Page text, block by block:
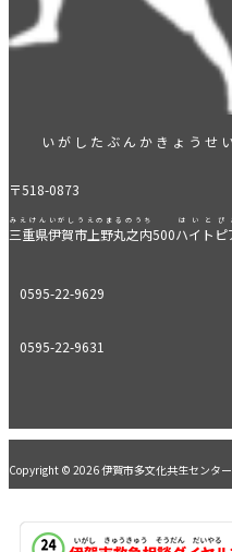
いがしたぶんかきょうせ
〒518-0873
三重県伊賀市上野丸之内
みえけんいがしうえのまるのうち
500ハイトピ
はいとぴ
0595-22-9629
0595-22-9631
Copyright © 2026 伊賀市多文化共生センタ